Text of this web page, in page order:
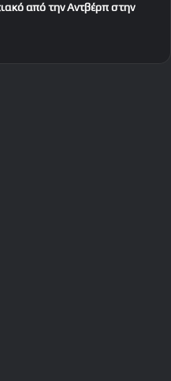
από την Αντβέρπ στην